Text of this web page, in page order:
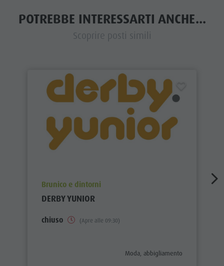
POTREBBE INTERESSARTI ANCHE...
Scoprire posti simili
aria.poi_location_prefix
Brunico e dintorni
DERBY YUNIOR
chiuso (Apre alle 09:30)
aria.poi_category_prefix
Moda, abbigliamento